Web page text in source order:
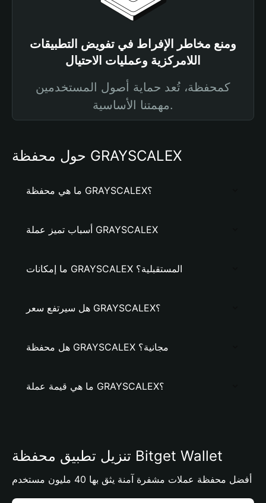
ومنع مخاطر الإفراط في تفويض التطبيقات
اللامركزية وعمليات الاحتيال
كمحفظة، تُعد حماية أصول المستخدمين
مهمتنا الأساسية.
حول محفظة GRAYSCALEX
ما هي محفظة GRAYSCALEX؟
أسباب تميز عملة GRAYSCALEX
ما إمكانات GRAYSCALEX المستقبلية؟
هل سيرتفع سعر GRAYSCALEX؟
هل محفظة GRAYSCALEX مجانية؟
ما هي قيمة عملة GRAYSCALEX؟
تنزيل تطبيق محفظة Bitget Wallet
أفضل محفظة عملات مشفرة آمنة يثق بها 40 مليون مستخدم